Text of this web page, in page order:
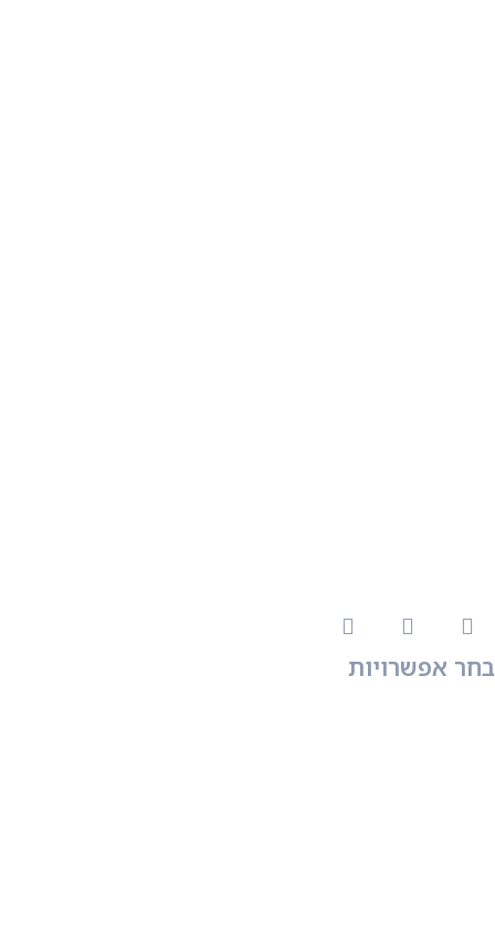
בחר אפשרויות